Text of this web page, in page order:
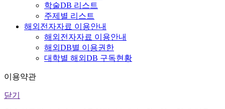
학술DB 리스트
주제별 리스트
해외전자자료 이용안내
해외전자자료 이용안내
해외DB별 이용권한
대학별 해외DB 구독현황
이용약관
닫기